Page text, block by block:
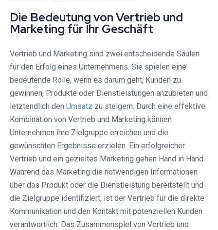
Die Bedeutung von Vertrieb und
Marketing für Ihr Geschäft
Vertrieb und Marketing sind zwei entscheidende Säulen
für den Erfolg eines Unternehmens. Sie spielen eine
bedeutende Rolle, wenn es darum geht, Kunden zu
gewinnen, Produkte oder Dienstleistungen anzubieten und
letztendlich den Umsatz zu steigern. Durch eine effektive
Kombination von Vertrieb und Marketing können
Unternehmen ihre Zielgruppe erreichen und die
gewünschten Ergebnisse erzielen. Ein erfolgreicher
Vertrieb und ein gezieltes Marketing gehen Hand in Hand.
Während das Marketing die notwendigen Informationen
über das Produkt oder die Dienstleistung bereitstellt und
die Zielgruppe identifiziert, ist der Vertrieb für die direkte
Kommunikation und den Kontakt mit potenziellen Kunden
verantwortlich. Das Zusammenspiel von Vertrieb und